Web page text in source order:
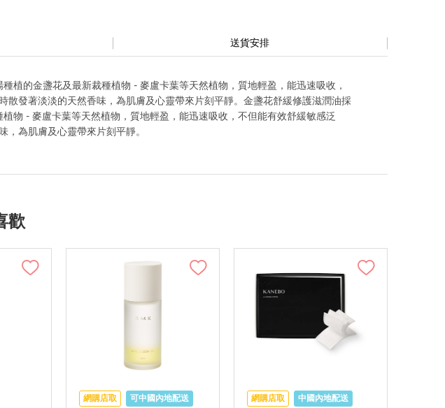
送貨安排
植的金盞花及最新裁種植物 - 麥盧卡葉等天然植物，質地輕盈，能迅速吸收，
發著淡淡的天然香味，為肌膚及心靈帶來片刻平靜。金盞花舒緩修護滋潤油採
物 - 麥盧卡葉等天然植物，質地輕盈，能迅速吸收，不但能有效舒緩敏感泛
為肌膚及心靈帶來片刻平靜。
歡
網購店取 可中國內地配送 網購店取 中國內地配送